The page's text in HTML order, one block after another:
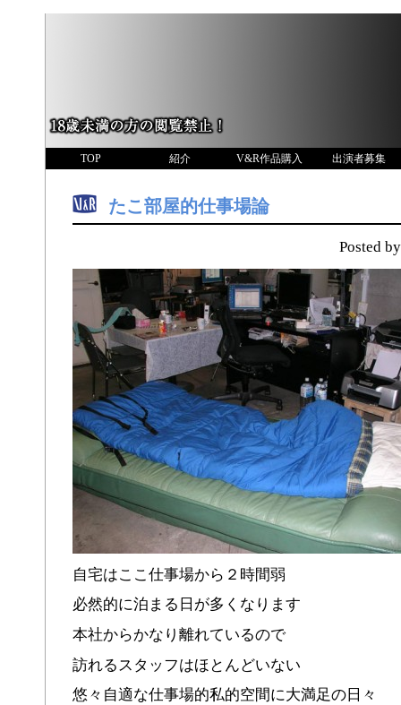
TOP 紹介 V&R作品購入 出演者募集
たこ部屋的仕事場論
Posted
自宅はここ仕事場から２時間弱
必然的に泊まる日が多くなります
本社からかなり離れているので
訪れるスタッフはほとんどいない
悠々自適な仕事場的私的空間に大満足の日々